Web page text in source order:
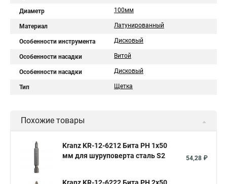
Диаметр 100мм
Материал Латунированный
Особенности инструмента Дисковый
Особенности насадки Витой
Особенности насадки Дисковый
Тип Щетка
Похожие товары
Kranz KR-12-6212 Бита PH 1x50
мм для шуруповерта сталь S2
54,28 ₽